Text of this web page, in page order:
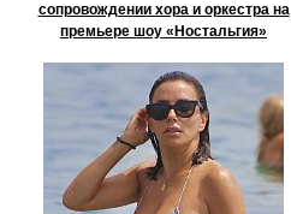
сопровождении хора и оркестра на
премьере шоу «Ностальгия»